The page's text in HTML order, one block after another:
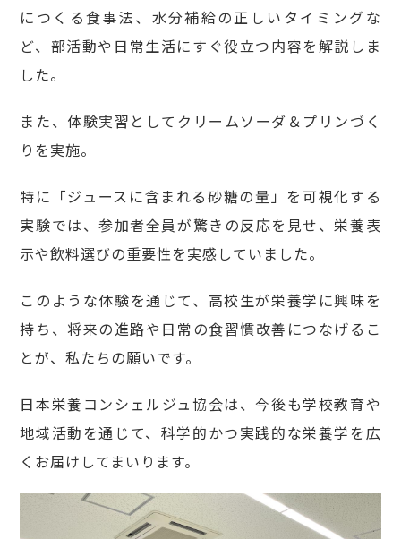
につくる食事法、水分補給の正しいタイミングな
ど、部活動や日常生活にすぐ役立つ内容を解説しま
した。
また、体験実習としてクリームソーダ＆プリンづく
りを実施。
特に「ジュースに含まれる砂糖の量」を可視化する
実験では、参加者全員が驚きの反応を見せ、栄養表
示や飲料選びの重要性を実感していました。
このような体験を通じて、高校生が栄養学に興味を
持ち、将来の進路や日常の食習慣改善につなげるこ
とが、私たちの願いです。
日本栄養コンシェルジュ協会は、今後も学校教育や
地域活動を通じて、科学的かつ実践的な栄養学を広
くお届けしてまいります。